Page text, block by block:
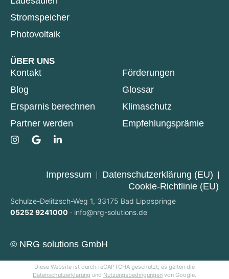
Stromspeicher
Photovoltaik
ÜBER UNS
Kontakt
Förderungen
Blog
Glossar
Ersparnis berechnen
Klimaschutz
Partner werden
Empfehlungsprämie
© NRG solutions GmbH
Schulze-Delitzsch-Weg 1, 33175 Bad Lippspringe
05252 9241000 · info@nrg-solutions.de
Impressum
Datenschutzerklärung (EU)
Cookie-Richtlinie (EU)
Diese Website ist durch reCAPTCHA geschützt; es gelten die
Datenschutzerklärung und Nutzungsbedingungen von Google.